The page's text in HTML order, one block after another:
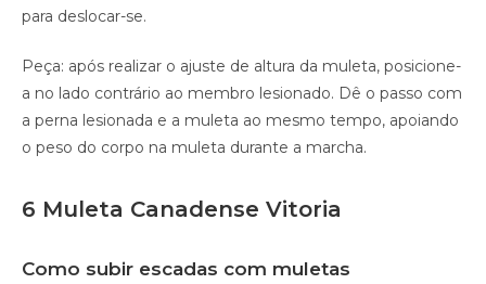
para deslocar-se.
Peça: após realizar o ajuste de altura da muleta, posicione-
a no lado contrário ao membro lesionado. Dê o passo com
a perna lesionada e a muleta ao mesmo tempo, apoiando
o peso do corpo na muleta durante a marcha.
6 Muleta Canadense Vitoria
Como subir escadas com muletas